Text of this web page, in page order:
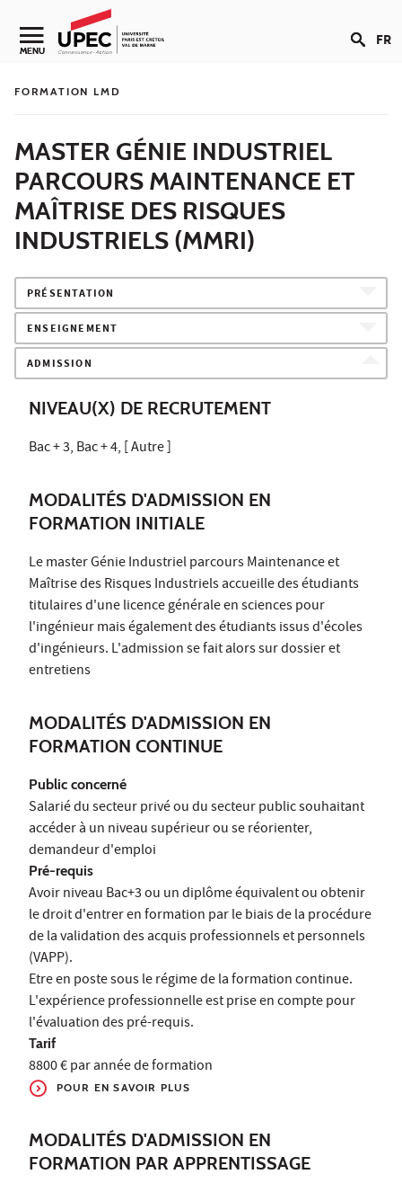
Aller au contenu
Navigation secondaire
MENU FR
FORMATION LMD
MASTER GÉNIE INDUSTRIEL
PARCOURS MAINTENANCE ET
MAÎTRISE DES RISQUES
INDUSTRIELS (MMRI)
PRÉSENTATION
ENSEIGNEMENT
ADMISSION
NIVEAU(X) DE RECRUTEMENT
Bac + 3, Bac + 4, [ Autre ]
MODALITÉS D'ADMISSION EN
FORMATION INITIALE
Le master Génie Industriel parcours Maintenance et
Maîtrise des Risques Industriels accueille des étudiants
titulaires d'une licence générale en sciences pour
l'ingénieur mais également des étudiants issus d'écoles
d'ingénieurs. L'admission se fait alors sur dossier et
entretiens
MODALITÉS D'ADMISSION EN
FORMATION CONTINUE
Public concerné
Salarié du secteur privé ou du secteur public souhaitant
accéder à un niveau supérieur ou se réorienter,
demandeur d'emploi
Pré-requis
Avoir niveau Bac+3 ou un diplôme équivalent ou obtenir
le droit d'entrer en formation par le biais de la procédure
de la validation des acquis professionnels et personnels
(VAPP).
Etre en poste sous le régime de la formation continue.
L'expérience professionnelle est prise en compte pour
l'évaluation des pré-requis.
Tarif
8800 € par année de formation
POUR EN SAVOIR PLUS
MODALITÉS D'ADMISSION EN
FORMATION PAR APPRENTISSAGE